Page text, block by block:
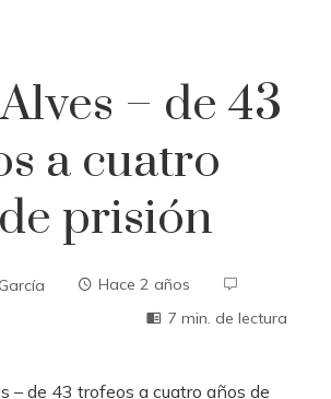
– de 43
a cuatro
prisión
Hace 2 años
7 min. de lectura